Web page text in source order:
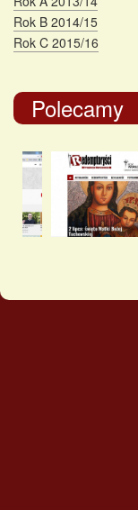
Rok B 2014/15
Rok C 2015/16
Polecamy